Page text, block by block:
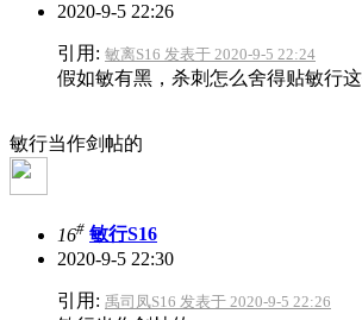
2020-9-5 22:26
引用: 敏离S16 发表于 2020-9-5 22:24
假如敏有黑，杀刺怎么舍得贴敏行
敏行当作剑帖的
16# 敏行S16
2020-9-5 22:30
引用: 禹司凤S16 发表于 2020-9-5 22:26